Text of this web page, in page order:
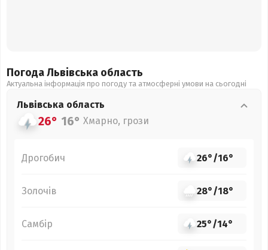
Погода Львівська область
Актуальна інформація про погоду та атмосферні умови на сьогодні
Львівська область
26° 16° Хмарно, грози
Дрогобич 26°/16°
Золочів 28°/18°
Самбір 25°/14°